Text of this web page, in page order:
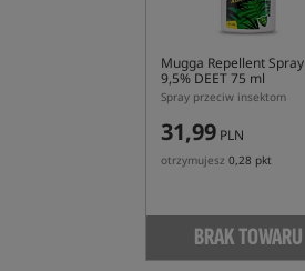
Mugga Repellent Spray
9,5% DEET 75 ml
Spray przeciw insektom
31,99 PLN
otrzymujesz 0,28 pkt
BRAK TOWARU